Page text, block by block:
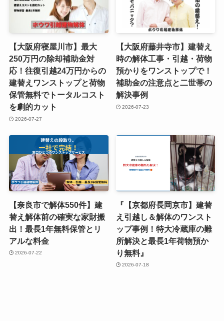
【大阪府寝屋川市】最大
250万円の除却補助金対
応！往復引越24万円からの
建替えワンストップと荷物
保管無料でトータルコスト
を劇的カット
2026-07-27
【大阪府藤井寺市】建替え
時の解体工事・引越・荷物
預かりをワンストップで！
補助金の注意点と二世帯の
解決事例
2026-07-23
【奈良市で解体550件】建
替え解体前の確実な家財搬
出！最長1年無料保管とリ
アルな料金
2026-07-22
『【京都府長岡京市】建替
え引越し＆解体のワンスト
ップ事例！特大冷蔵庫の難
所解決と最長1年荷物預か
り無料』
2026-07-18